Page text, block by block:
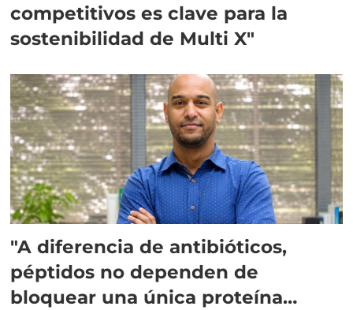
competitivos es clave para la
sostenibilidad de Multi X"
"A diferencia de antibióticos,
péptidos no dependen de
bloquear una única proteína